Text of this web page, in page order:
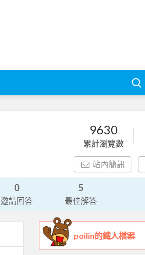
9630
累計瀏覽數
站內簡訊
0
邀請回答
5
最佳解答
poilin的鐵人檔案